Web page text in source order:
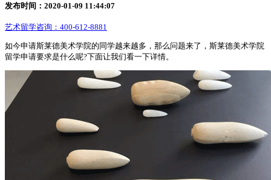
发布时间：2020-01-09 11:44:07
艺术留学咨询： 400-612-8881
如今申请斯莱德美术学院的同学越来越多，那么问题来了，斯莱德美术学院
留学申请要求是什么呢?下面让我们看一下详情。